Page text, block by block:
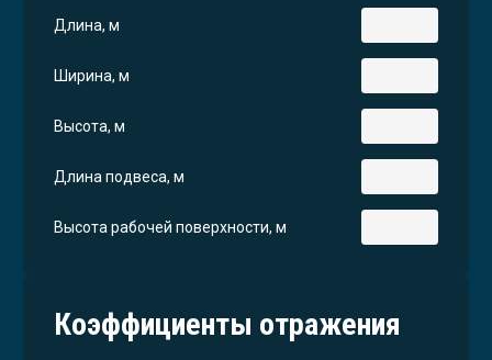
Длина, м
Ширина, м
Высота, м
Длина подвеса, м
Высота рабочей поверхности, м
Коэффициенты отражения